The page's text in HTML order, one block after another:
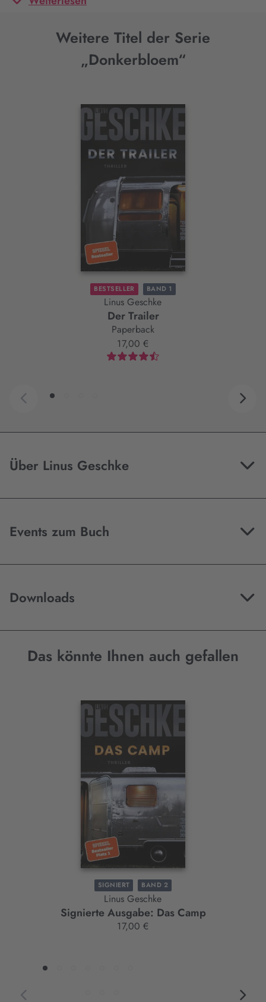
Weitere Titel der Serie
„Donkerbloem“
Interaktives
BESTSELLER BAND 1
Linus Geschke
Der Trailer
Paperback
17,00 €
Über Linus Geschke
Events zum Buch
Downloads
Das könnte Ihnen auch gefallen
Interaktives
SIGNIERT BAND 2
Linus Geschke
Signierte Ausgabe: Das Camp
17,00 €